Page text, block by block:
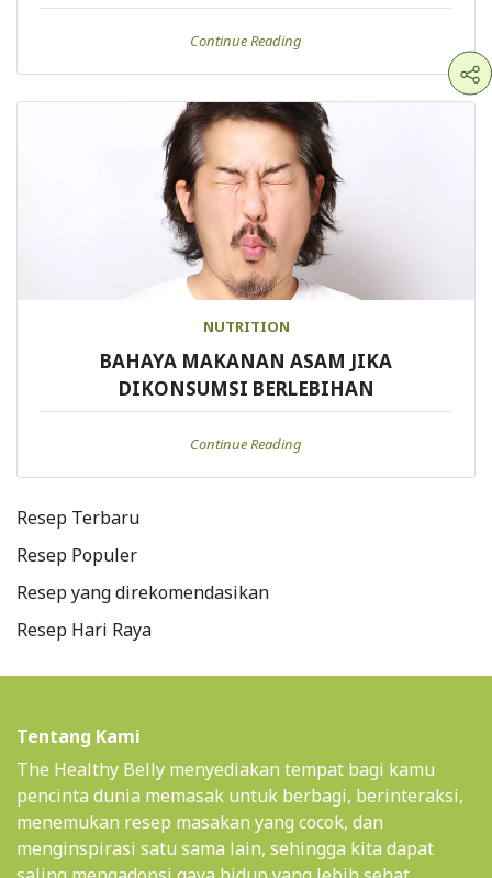
Continue Reading
NUTRITION
BAHAYA MAKANAN ASAM JIKA
DIKONSUMSI BERLEBIHAN
Continue Reading
Resep Terbaru
Resep Populer
Resep yang direkomendasikan
Resep Hari Raya
Tentang Kami
The Healthy Belly menyediakan tempat bagi kamu
pencinta dunia memasak untuk berbagi, berinteraksi,
menemukan resep masakan yang cocok, dan
menginspirasi satu sama lain, sehingga kita dapat